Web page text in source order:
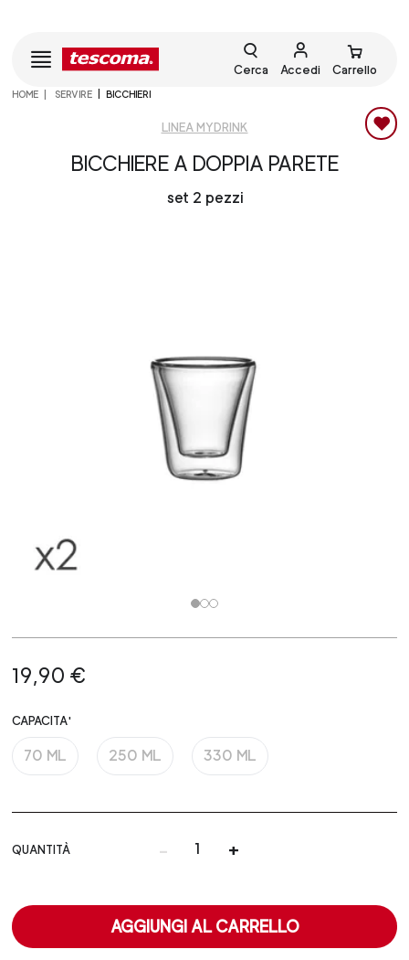
Cerca Accedi Carrello
HOME SERVIRE BICCHIERI
LINEA MYDRINK
BICCHIERE A DOPPIA PARETE
set 2 pezzi
19,90 €
CAPACITA'
70 ML 250 ML 330 ML
QUANTITÀ - +
AGGIUNGI AL CARRELLO